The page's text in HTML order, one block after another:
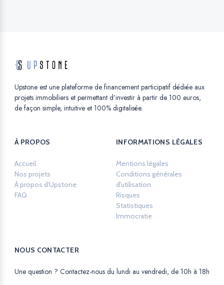
Upstone est une plateforme de financement participatif dédiée aux
projets immobiliers et permettant d’investir à partir de 100 euros,
de façon simple, intuitive et 100% digitalisée.
À PROPOS
Accueil
Nos projets
À propos d'Upstone
FAQ
INFORMATIONS LÉGALES
Mentions légales
Conditions générales
d'utilisation
Risques
Statistiques
Immocratie
NOUS CONTACTER
Une question ? Contactez-nous du lundi au vendredi, de 10h à 18h